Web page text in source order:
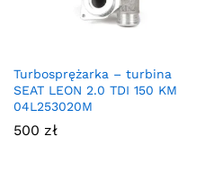
Turbosprężarka – turbina
SEAT LEON 2.0 TDI 150 KM
04L253020M
500 zł